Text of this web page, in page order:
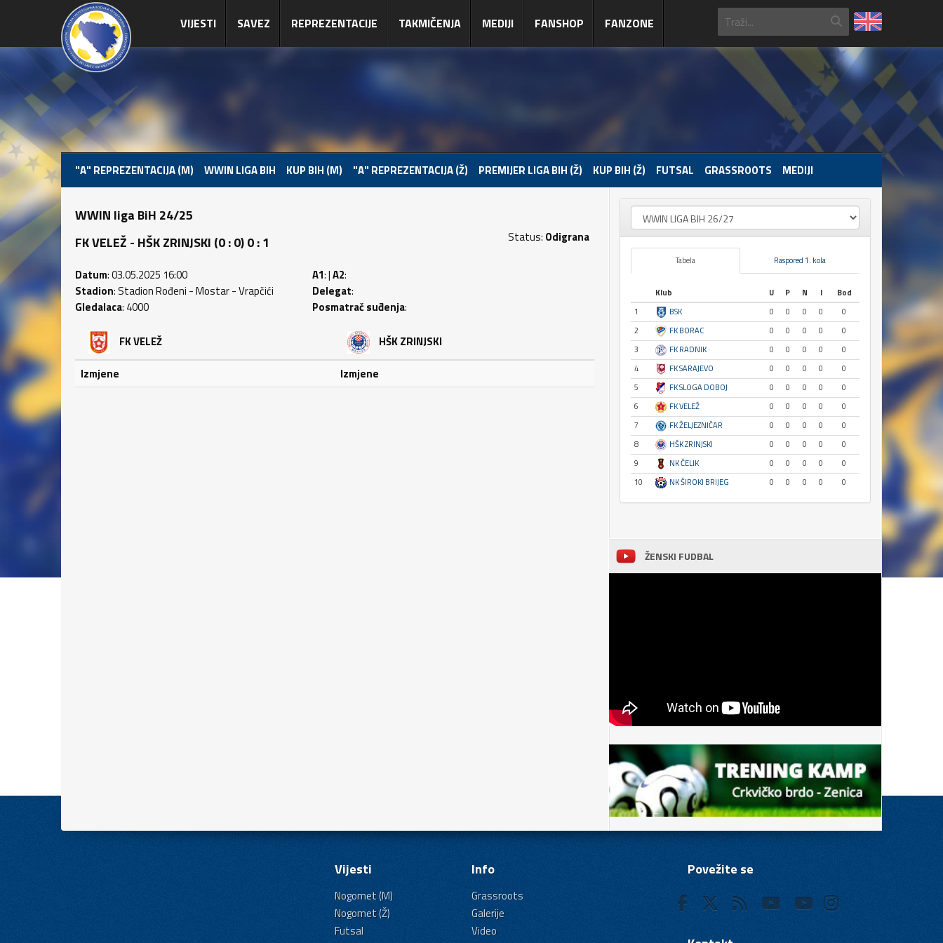
VIJESTI SAVEZ REPREZENTACIJE TAKMIČENJA MEDIJI FANSHOP FANZONE
"A" REPREZENTACIJA (M) WWIN LIGA BIH KUP BIH (M) "A" REPREZENTACIJA (Ž) PREMIJER LIGA BIH (Ž) KUP BIH (Ž) FUTSAL GRASSROOTS MEDIJI
WWIN liga BiH 24/25
FK VELEŽ - HŠK ZRINJSKI (0 : 0) 0 : 1
Status: Odigrana
Datum: 03.05.2025 16:00
Stadion: Stadion Rođeni - Mostar - Vrapčići
Gledalaca: 4000
A1: |A2:
Delegat:
Posmatrač suđenja:
FK VELEŽ
Izmjene
HŠK ZRINJSKI
Izmjene
Tabela Raspored 1. kola
Klub U P N I
Bod
1
BSK 0 0 0 0
0
2
FK BORAC 0 0 0 0
0
3
FK RADNIK 0 0 0 0
0
4
FK SARAJEVO 0 0 0 0
0
5
FK SLOGA DOBOJ 0 0 0 0
0
6
FK VELEŽ 0 0 0 0
0
7
FK ŽELJEZNIČAR 0 0 0 0
0
8
HŠK ZRINJSKI 0 0 0 0
0
9
NK ČELIK 0 0 0 0
0
10
NK ŠIROKI BRIJEG 0 0 0 0 0
ŽENSKI FUDBAL
Vijesti
Nogomet (M)
Nogomet (Ž)
Futsal
Info
Grassroots
Galerije
Video
Povežite se